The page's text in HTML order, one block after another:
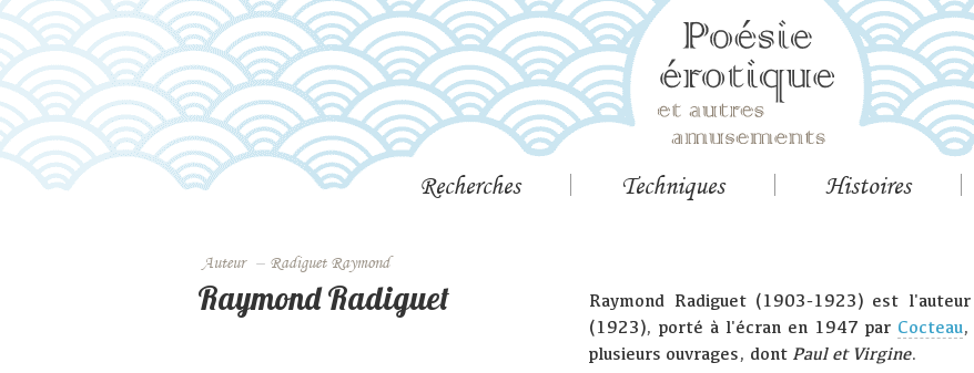
Recherches Techniques Histoires
Auteur – Radiguet Raymond
Raymond Radiguet Raymond Radiguet (1903-1923) est
(1923), porté à l'écran en 1947 par Cocteau,
plusieurs ouvrages, dont Paul et Virgine.